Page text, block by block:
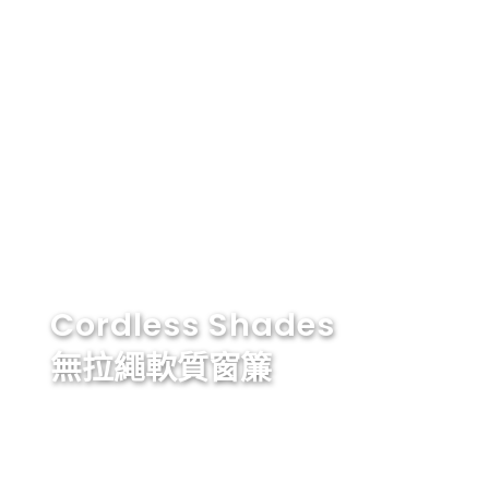
無拉繩軟質窗簾
Cordless Shades